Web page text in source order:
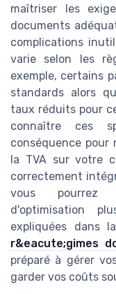
maîtriser les
documents
complications
varie selon les
exemple, certains
standards alors
taux réduits pour
connaître ces
conséquence pour
la TVA sur votre
correctement
vous pourrez
d'optimisation
expliquées dans
r&eacute;gimes
préparé à gérer
garder vos coûts